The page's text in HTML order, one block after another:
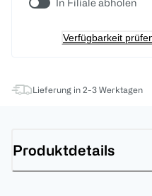
In Filiale abholen
Verfügbarkeit
Lieferung in 2-3 Werktagen
Produktdetails